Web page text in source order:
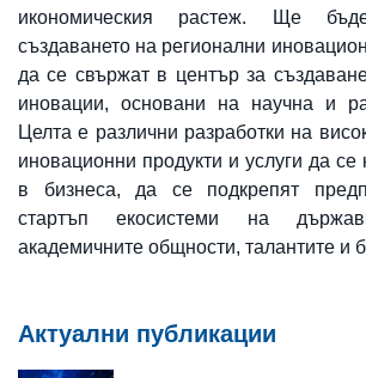
икономическия растеж. Ще
създаването на регионални
да се свържат в център за
иновации, основани на научна и
Целта е различни разработки на
иновационни продукти и услуги да се
в бизнеса, да се подкрепят
стартъп екосистеми на
академичните общности, талантите и
Актуални публикации